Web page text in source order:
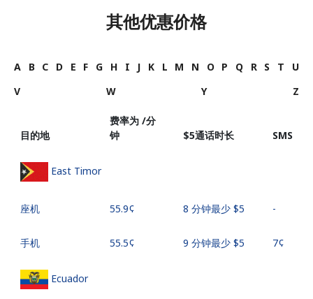
其他优惠价格
A B C D E F G H I J K L M N O P Q R S T
U
V
W Y Z
目的地
费率为 /分
钟
⁦$5⁩通话时长 SMS
East Timor
座机 ⁦55.9¢⁩ 8 分钟最少 ⁦$5⁩ -
手机 ⁦55.5¢⁩ 9 分钟最少 ⁦$5⁩ ⁦7¢⁩
Ecuador